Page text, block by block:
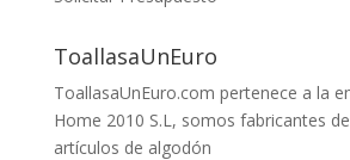
ToallasaUnEuro
ToallasaUnEuro.com pertenece a la
Home 2010 S.L, somos fabricantes
artículos de algodón